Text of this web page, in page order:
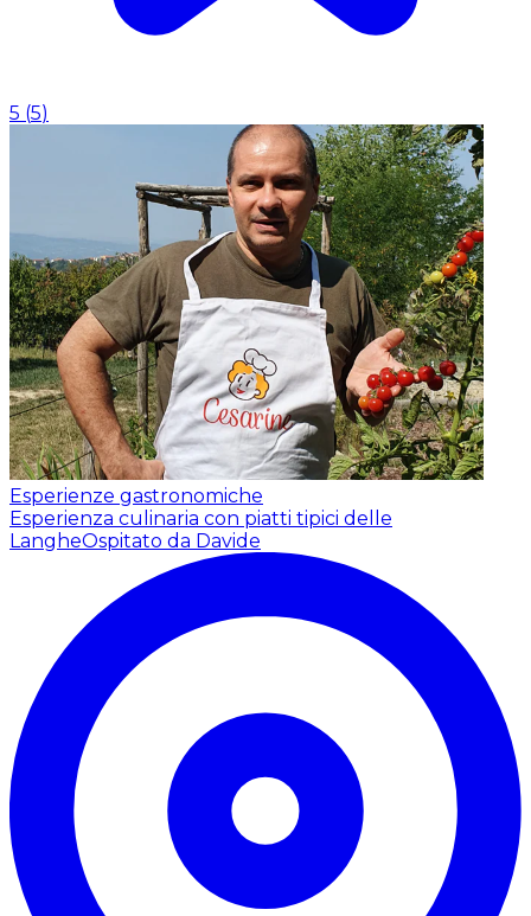
5 (5)
Esperienze gastronomiche
Esperienza culinaria con piatti tipici delle
LangheOspitato da Davide